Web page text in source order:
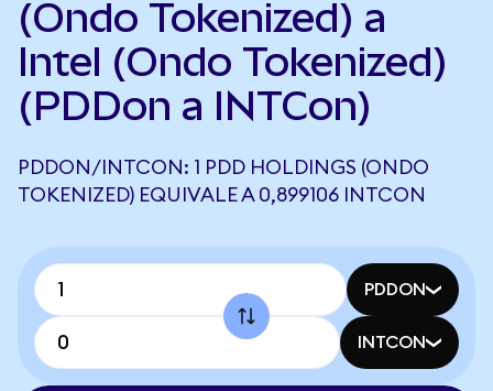
(Ondo Tokenized) a
Intel (Ondo Tokenized)
(PDDon a INTCon)
PDDON/INTCON: 1 PDD HOLDINGS (ONDO
TOKENIZED) EQUIVALE A 0,899106 INTCON
PDDON
INTCON